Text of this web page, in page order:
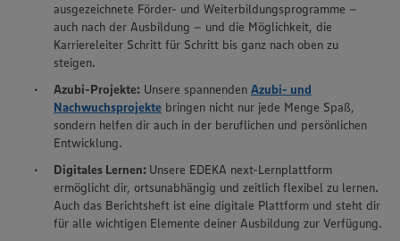
ausgezeichnete Förder- und Weiterbildungsprogramme –
auch nach der Ausbildung – und die Möglichkeit, die
Karriereleiter Schritt für Schritt bis ganz nach oben zu
steigen.
Azubi-Projekte: Unsere spannenden Azubi- und
Nachwuchsprojekte bringen nicht nur jede Menge Spaß,
sondern helfen dir auch in der beruflichen und persönlichen
Entwicklung.
Digitales Lernen: Unsere EDEKA next-Lernplattform
ermöglicht dir, ortsunabhängig und zeitlich flexibel zu lernen.
Auch das Berichtsheft ist eine digitale Plattform und steht dir
für alle wichtigen Elemente deiner Ausbildung zur Verfügung.